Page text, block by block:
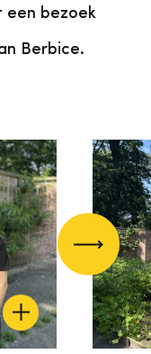
een bezoek
Berbice.